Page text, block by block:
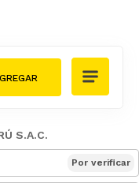
S.A.C.
Por verificar